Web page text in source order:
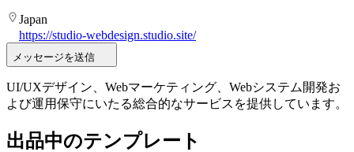
Japan
https://studio-webdesign.studio.site/
メッセージを送信
UI/UXデザイン、Webマーケティング、Webシステム開発お
よび運用保守にいたる総合的なサービスを提供しています。
出品中のテンプレート